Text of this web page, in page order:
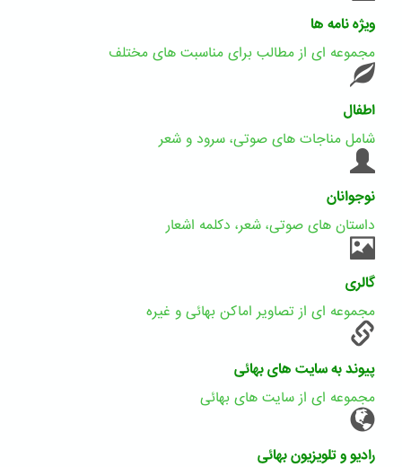
ویژه نامه ها
مجموعه ای از مطالب برای مناسبت های مختلف
اطفال
شامل مناجات های صوتی، سرود و شعر
نوجوانان
داستان های صوتی، شعر، دکلمه اشعار
گالری
مجموعه ای از تصاویر اماکن بهائی و غیره
پیوند به سایت های بهائی
مجموعه ای از سایت های بهائی
رادیو و تلویزیون بهائی